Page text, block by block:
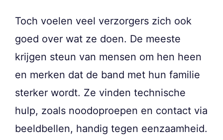
Toch voelen veel verzorgers zich ook
goed over wat ze doen. De meeste
krijgen steun van mensen om hen heen
en merken dat de band met hun familie
sterker wordt. Ze vinden technische
hulp, zoals noodoproepen en contact via
beeldbellen, handig tegen eenzaamheid.